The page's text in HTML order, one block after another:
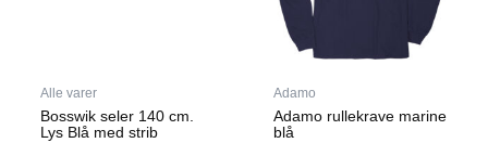
Alle varer
Bosswik seler 140 cm.
Lys Blå med strib
Adamo
Adamo rullekrave marine
blå
kan
vælges